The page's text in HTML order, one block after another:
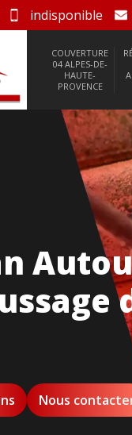
indisponible
COUVERTURE
04 ALPES-DE-
HAUTE-
PROVENCE
Nous